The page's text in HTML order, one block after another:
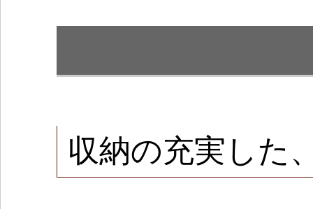
収納の充実した